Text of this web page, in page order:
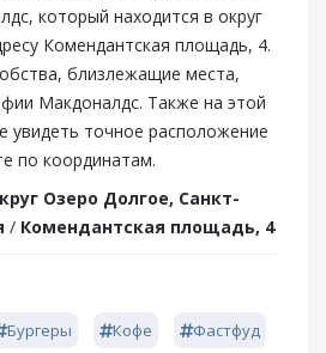
который находится в округ
Комендантская площадь, 4.
близлежащие места,
Макдоналдс. Также на этой
увидеть точное расположение
по координатам.
Озеро Долгое, Санкт-
/ Комендантская площадь, 4
Бургеры Кофе Фастфуд